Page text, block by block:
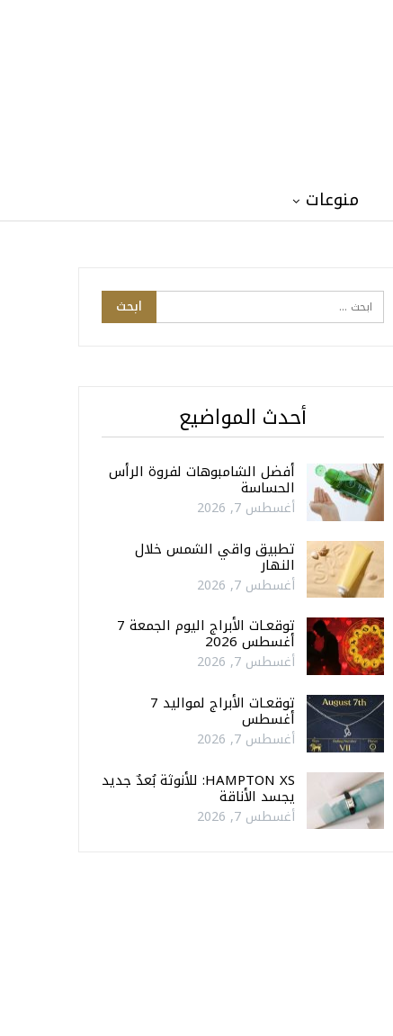
منوعات
أحدث المواضيع
أفضل الشامبوهات لفروة الرأس
الحساسة
أغسطس 7, 2026
تطبيق واقي الشمس خلال
النهار
أغسطس 7, 2026
توقعـات الأبراج اليوم الجمعة 7
أغسطس 2026
أغسطس 7, 2026
توقعـات الأبراج لمواليد 7
أغسطس
أغسطس 7, 2026
HAMPTON XS: للأنوثة بُعدٌ جديد
يجسد الأناقة
أغسطس 7, 2026